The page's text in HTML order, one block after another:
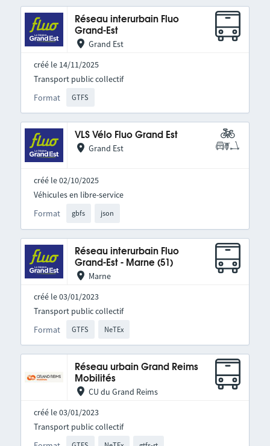
Réseau interurbain Fluo
Grand-Est
Grand Est
créé le 14/11/2025
Format GTFS
Transport public collectif
VLS Vélo Fluo Grand Est
Grand Est
créé le 02/10/2025
Format gbfs json
Véhicules en libre-service
Réseau interurbain Fluo
Grand-Est - Marne (51)
Marne
créé le 03/01/2023
Format GTFS NeTEx
Transport public collectif
Réseau urbain Grand Reims
Mobilités
CU du Grand Reims
créé le 03/01/2023
Transport public collectif